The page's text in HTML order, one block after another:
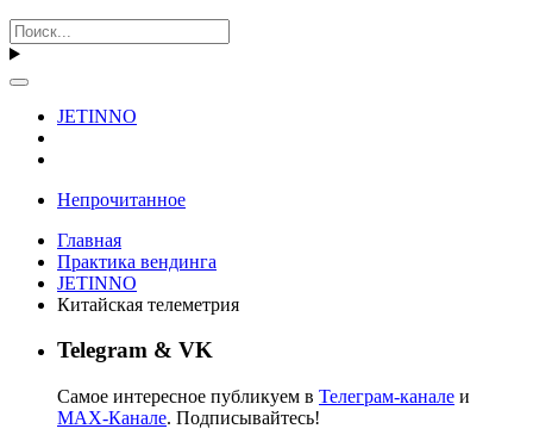
JETINNO
Непрочитанное
Главная
Практика вендинга
JETINNO
Китайская телеметрия
Telegram & VK
Самое интересное публикуем в Телеграм-канале и
MAX-Канале. Подписывайтесь!